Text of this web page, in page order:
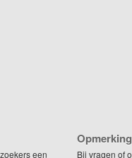
een Bij vragen of